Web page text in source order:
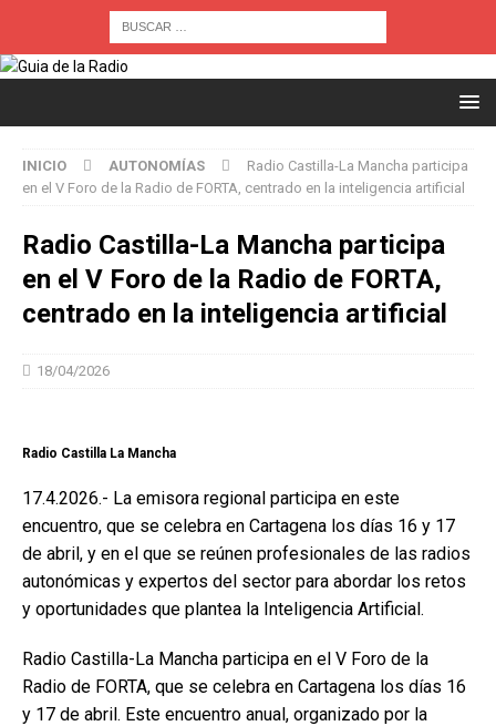
INICIO AUTONOMÍAS
Radio Castilla-La Mancha participa
en el V Foro de la Radio de FORTA, centrado en la inteligencia artificial
Radio Castilla-La Mancha participa
en el V Foro de la Radio de FORTA,
centrado en la inteligencia artificial
18/04/2026
Radio Castilla La Mancha
17.4.2026.- La emisora regional participa en este
encuentro, que se celebra en Cartagena los días 16 y 17
de abril, y en el que se reúnen profesionales de las radios
autonómicas y expertos del sector para abordar los retos
y oportunidades que plantea la Inteligencia Artificial.
Radio Castilla-La Mancha participa en el V Foro de la
Radio de FORTA, que se celebra en Cartagena los días 16
y 17 de abril. Este encuentro anual, organizado por la